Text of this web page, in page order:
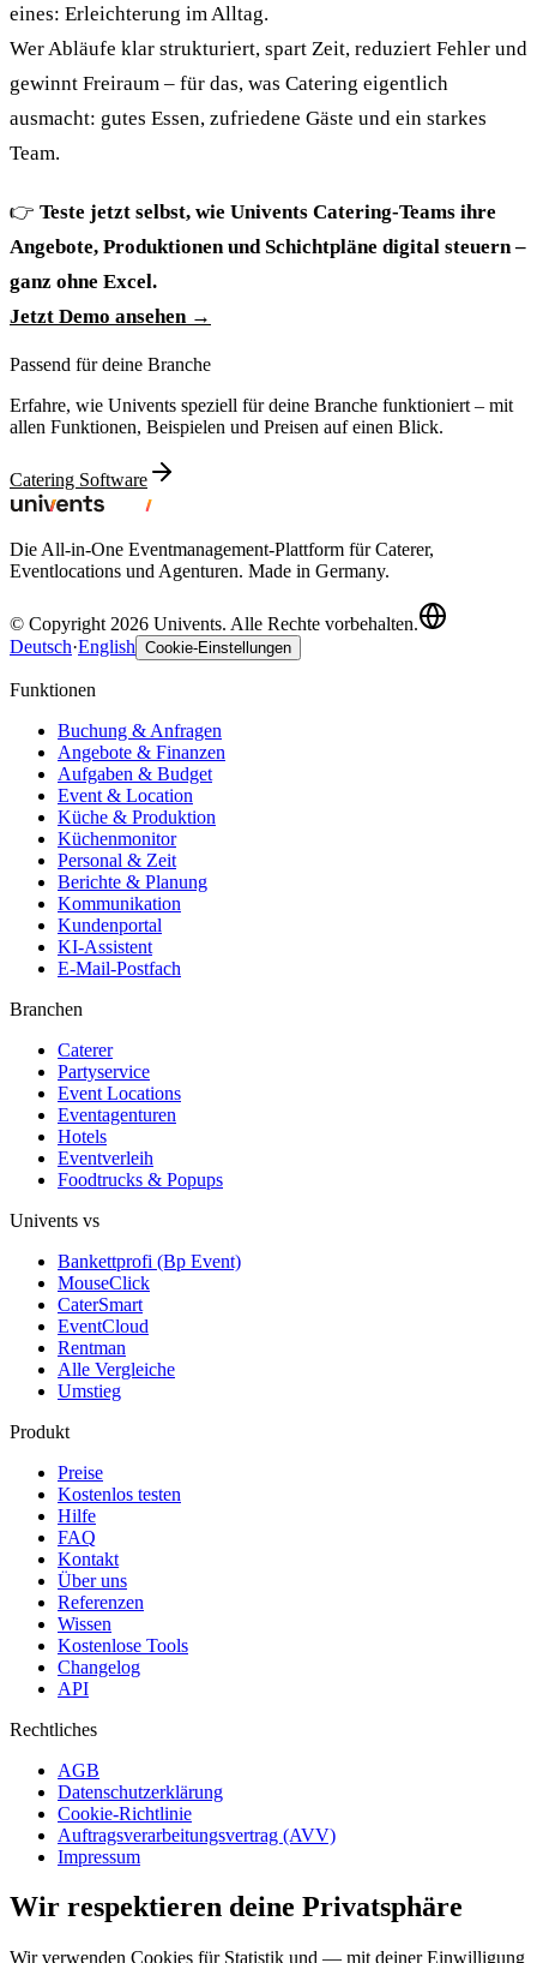
eines: Erleichterung im Alltag.
Wer Abläufe klar strukturiert, spart Zeit, reduziert Fehler und
gewinnt Freiraum – für das, was Catering eigentlich
ausmacht: gutes Essen, zufriedene Gäste und ein starkes
Team.
👉 Teste jetzt selbst, wie Univents Catering-Teams ihre
Angebote, Produktionen und Schichtpläne digital steuern –
ganz ohne Excel.
Jetzt Demo ansehen →
Passend für deine Branche
Erfahre, wie Univents speziell für deine Branche funktioniert – mit
allen Funktionen, Beispielen und Preisen auf einen Blick.
Catering Software
Die All-in-One Eventmanagement-Plattform für Caterer,
Eventlocations und Agenturen. Made in Germany.
© Copyright 2026 Univents. Alle Rechte vorbehalten.
Deutsch·English Cookie-Einstellungen
Funktionen
Buchung & Anfragen
Angebote & Finanzen
Aufgaben & Budget
Event & Location
Küche & Produktion
Küchenmonitor
Personal & Zeit
Berichte & Planung
Kommunikation
Kundenportal
KI-Assistent
E-Mail-Postfach
Branchen
Caterer
Partyservice
Event Locations
Eventagenturen
Hotels
Eventverleih
Foodtrucks & Popups
Univents vs
Bankettprofi (Bp Event)
MouseClick
CaterSmart
EventCloud
Rentman
Alle Vergleiche
Umstieg
Produkt
Preise
Kostenlos testen
Hilfe
FAQ
Kontakt
Über uns
Referenzen
Wissen
Kostenlose Tools
Changelog
API
Rechtliches
AGB
Datenschutzerklärung
Cookie-Richtlinie
Auftragsverarbeitungsvertrag (AVV)
Impressum
Wir respektieren deine Privatsphäre
Wir verwenden Cookies für Statistik und — mit deiner Einwilligung